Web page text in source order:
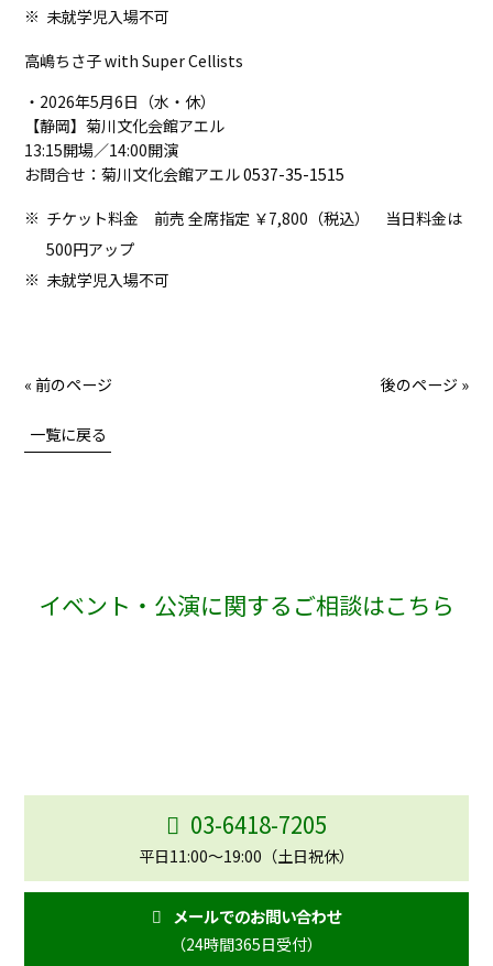
未就学児入場不可
高嶋ちさ子 with Super Cellists
・2026年5月6日（水・休）
【静岡】菊川文化会館アエル
13:15開場／14:00開演
お問合せ：菊川文化会館アエル0537-35-1515
チケット料金 前売 全席指定 ￥7,800（税込） 当日料金は
500円アップ
未就学児入場不可
« 前のページ 後のページ »
一覧に戻る
イベント・公演に関するご相談はこちら
03-6418-7205
平日11:00〜19:00（土日祝休）
メールでのお問い合わせ
（24時間365日受付）